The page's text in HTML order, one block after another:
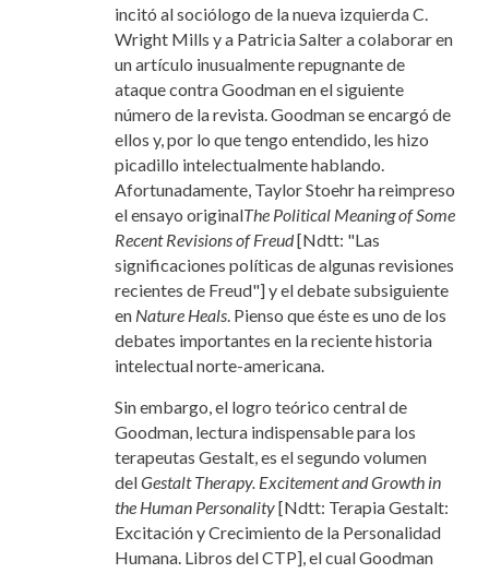
incitó al sociólogo de la nueva izquierda C.
Wright Mills y a Patricia Salter a colaborar en
un artículo inusualmente repugnante de
ataque contra Goodman en el siguiente
número de la revista. Goodman se encargó de
ellos y, por lo que tengo entendido, les hizo
picadillo intelectualmente hablando.
Afortunadamente, Taylor Stoehr ha reimpreso
el ensayo originalThe Political Meaning of Some
Recent Revisions of Freud[Ndtt: "Las
significaciones políticas de algunas revisiones
recientes de Freud"] y el debate subsiguiente
en Nature Heals . Pienso que éste es uno de los
debates importantes en la reciente historia
intelectual norte-americana.
Sin embargo, el logro teórico central de
Goodman, lectura indispensable para los
terapeutas Gestalt, es el segundo volumen
delGestalt Therapy. Excitement and Growth in
the Human Personality[Ndtt: Terapia Gestalt:
Excitación y Crecimiento de la Personalidad
Humana. Libros del CTP], el cual Goodman